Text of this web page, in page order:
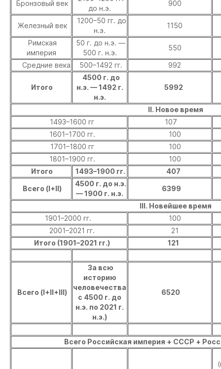
Бронзовый век
до н.э.
900
Железный век
1200–50 гг. до
н.э.
1150
Римская
империя
50 г. до н.э. —
500 г. н.э.
550
Средние века 500–1492 гг. 992
Итого
4500 г. до
н.э. — 1492 г.
н.э.
5992
II. Новое время
1493–1600 гг
107
1601–1700 гг.
100
1701–1800 гг
100
1801–1900 гг.
100
Итого
1493–1900 гг. 407
Всего (I+II)
4500 г. до н.э.
— 1900 г. н.э.
6399
III. Новейшее время
1901–2000 гг.
100
2001–2021 гг.
21
Итого (1901–2021 гг.)
121
Всего (I+II+III)
За всю
историю
человечества
с 4500 г. до
н.э. по 2021 г.
н.э.)
6520
Всего Российская империя + СССР +